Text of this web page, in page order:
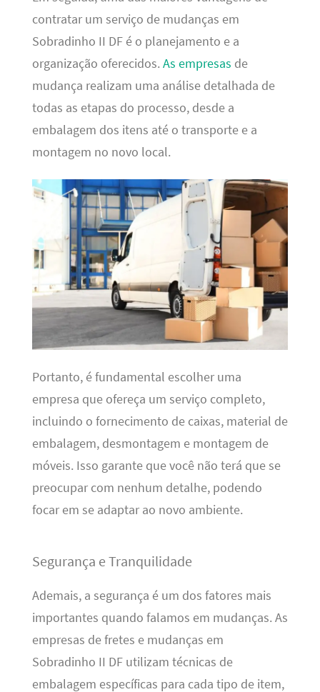
contratar um serviço de mudanças em
Sobradinho II DF é o planejamento e a
organização oferecidos. As empresas de
mudança realizam uma análise detalhada de
todas as etapas do processo, desde a
embalagem dos itens até o transporte e a
montagem no novo local.
Portanto, é fundamental escolher uma
empresa que ofereça um serviço completo,
incluindo o fornecimento de caixas, material de
embalagem, desmontagem e montagem de
móveis. Isso garante que você não terá que se
preocupar com nenhum detalhe, podendo
focar em se adaptar ao novo ambiente.
Segurança e Tranquilidade
Ademais, a segurança é um dos fatores mais
importantes quando falamos em mudanças. As
empresas de fretes e mudanças em
Sobradinho II DF utilizam técnicas de
embalagem específicas para cada tipo de item,